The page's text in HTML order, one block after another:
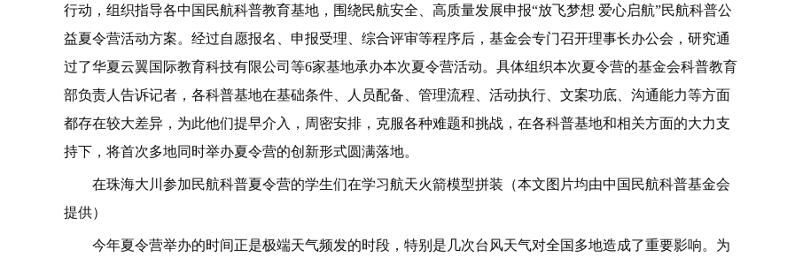
行动，组织指导各中国民航科普教育基地，围绕民航安全、高质量发展申报“放飞梦想 爱心启航”民航科普公
益夏令营活动方案。经过自愿报名、申报受理、综合评审等程序后，基金会专门召开理事长办公会，研究通
过了华夏云翼国际教育科技有限公司等6家基地承办本次夏令营活动。具体组织本次夏令营的基金会科普教育
部负责人告诉记者，各科普基地在基础条件、人员配备、管理流程、活动执行、文案功底、沟通能力等方面
都存在较大差异，为此他们提早介入，周密安排，克服各种难题和挑战，在各科普基地和相关方面的大力支
持下，将首次多地同时举办夏令营的创新形式圆满落地。
在珠海大川参加民航科普夏令营的学生们在学习航天火箭模型拼装（本文图片均由中国民航科普基金会
提供）
今年夏令营举办的时间正是极端天气频发的时段，特别是几次台风天气对全国多地造成了重要影响。为